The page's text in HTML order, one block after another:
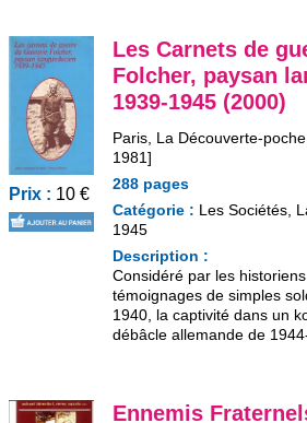
Prix : 10 €
Les Carnets de
Folcher, paysan
1939-1945 (2000)
Paris, La Découverte-
1981]
288 pages
Catégorie : Les Sociétés,
1945
Description :
Considéré par les
témoignages de simples
1940, la captivité dans un
débâcle allemande de
Ennemis